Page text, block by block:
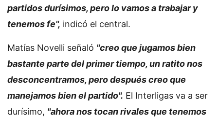
partidos durísimos, pero lo vamos a trabajar y
tenemos fe", indicó el central.
Matías Novelli señaló "creo que jugamos bien
bastante parte del primer tiempo, un ratito nos
desconcentramos, pero después creo que
manejamos bien el partido". El Interligas va a ser
durísimo, "ahora nos tocan rivales que tenemos